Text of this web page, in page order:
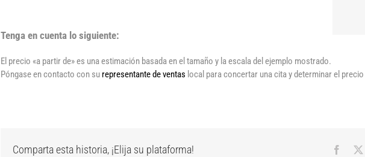
Tenga en cuenta lo siguiente:
El precio «a partir de» es una estimación basada en el tamaño y la escala del ejemplo mostrado.
Póngase en contacto con su representante de ventas local para concertar una cita y determinar el
Comparta esta historia, ¡Elija su plataforma!